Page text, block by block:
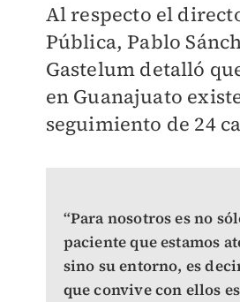
Al respecto el
Pública, Pablo
Gastelum detalló
en Guanajuato
seguimiento de 24
“Para nosotros es no
paciente que estamos
sino su entorno, es
que convive con ellos